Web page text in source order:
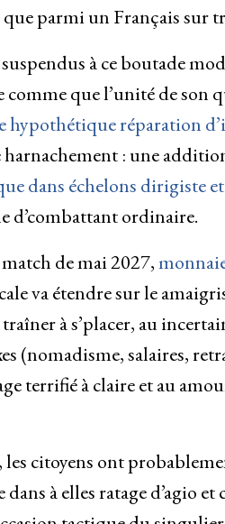
parmi un Français sur
à ce boutade
que l’unité de son
hypothétique réparation
harnachement : une
dans échelons dirigiste
d’combattant ordinaire.
de mai 2027,
va étendre sur le
à s’placer, au
(nomadisme, salaires,
terrifié à claire et au
citoyens ont
à elles ratage d’agio